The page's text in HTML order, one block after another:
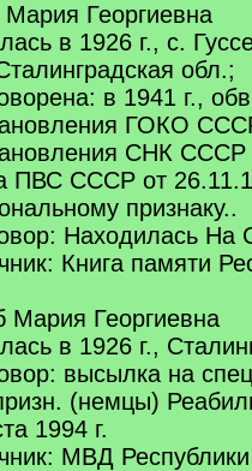
Мария Георгиевна
в 1926 г., с.
обл.;
в 1941 г.,
ГОКО
СНК СССР
ПВС СССР от
признаку..
Находилась На
Книга памяти
Мария Георгиевна
в 1926 г.,
высылка на
(немцы)
1994 г.
МВД